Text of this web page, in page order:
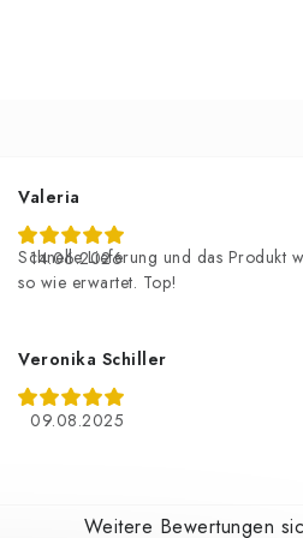
Valeria
14.06.2026
Schnelle Lieferung und das Produkt
so wie erwartet. Top!
Veronika Schiller
09.08.2025
Weitere Bewertungen